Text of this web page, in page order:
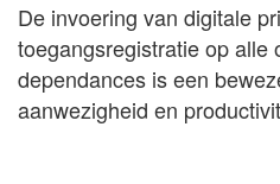
De invoering van digitale
toegangsregistratie op alle
dependances is een
aanwezigheid en